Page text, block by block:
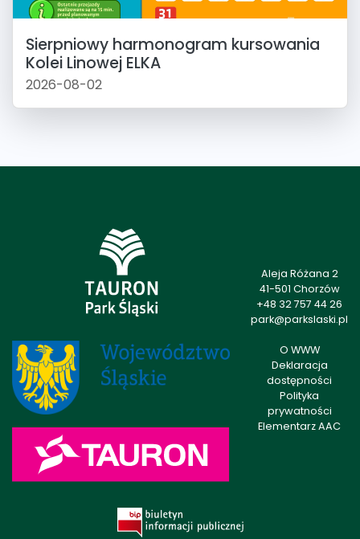
Sierpniowy harmonogram kursowania
Kolei Linowej ELKA
2026-08-02
Aleja Różana 2
41-501 Chorzów
+48 32 757 44 26
park@parkslaski.pl
O WWW
Deklaracja
dostępności
Polityka
prywatności
Elementarz AAC